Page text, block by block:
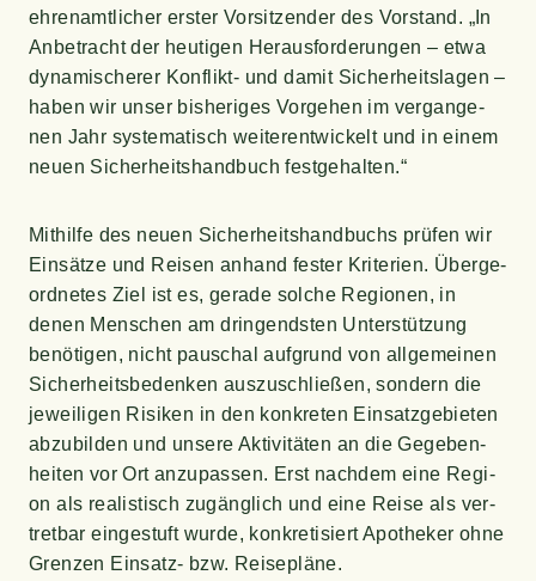
ehren­amt­li­cher ers­ter Vor­sit­zen­der des Vor­stand. „In
Anbe­tracht der heu­ti­gen Her­aus­for­de­run­gen – etwa
dyna­mi­sche­rer Kon­flikt- und damit Sicher­heits­la­gen –
haben wir unser bis­he­ri­ges Vor­ge­hen im ver­gan­ge­
nen Jahr sys­te­ma­tisch wei­ter­ent­wi­ckelt und in einem
neu­en Sicher­heits­hand­buch festgehalten.“
Mit­hil­fe des neu­en Sicher­heits­hand­buchs prü­fen wir
Ein­sät­ze und Rei­sen anhand fes­ter Kri­te­ri­en. Über­ge­
ord­ne­tes Ziel ist es, gera­de sol­che Regio­nen, in
denen Men­schen am drin­gends­ten Unter­stüt­zung
benö­ti­gen, nicht pau­schal auf­grund von all­ge­mei­nen
Sicher­heits­be­den­ken aus­zu­schlie­ßen, son­dern die
jewei­li­gen Risi­ken in den kon­kre­ten Ein­satz­ge­bie­ten
abzu­bil­den und unse­re Akti­vi­tä­ten an die Gege­ben­
hei­ten vor Ort anzu­pas­sen. Erst nach­dem eine Regi­
on als rea­lis­tisch zugäng­lich und eine Rei­se als ver­
tret­bar ein­ge­stuft wur­de, kon­kre­ti­siert Apo­the­ker ohne
Gren­zen Ein­satz- bzw. Reisepläne.